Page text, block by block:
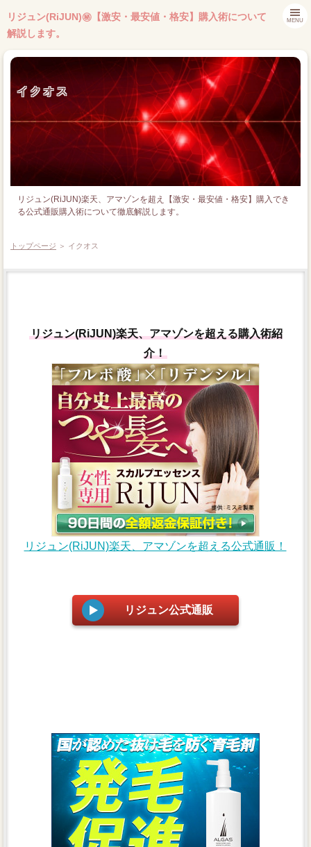
リジュン(RiJUN)㊙【激安・最安値・格安】購入術について
解説します。
イクオス
リジュン(RiJUN)楽天、アマゾンを超え【激安・最安値・格安】購入でき
る公式通販購入術について徹底解説します。
MENU
トップページ ＞ イクオス
リジュン(RiJUN)楽天、アマゾンを超える購入術紹
介！
リジュン(RiJUN)楽天、アマゾンを超える公式通販！
リジュン公式通販